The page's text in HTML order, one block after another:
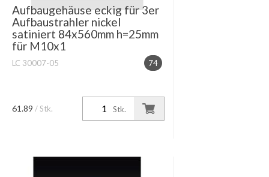
Aufbaugehäuse eckig für 3er
Aufbaustrahler nickel
satiniert 84x560mm h=25mm
für M10x1
74
LC 30007-05
Stk.
61.89 / Stk.